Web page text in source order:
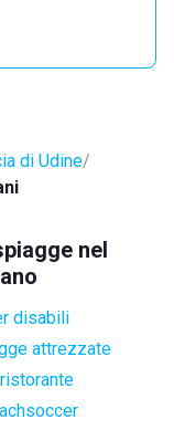
di Udine
nel
disabili
attrezzate